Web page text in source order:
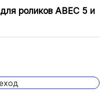
роликов ABEC 5 и